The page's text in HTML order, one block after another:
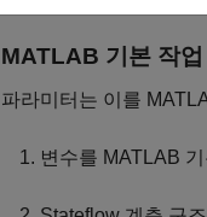
MATLAB 기본 작
파라미터는 이를
변수를 MATLAB